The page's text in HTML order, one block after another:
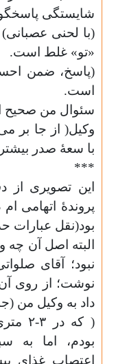
شایستگی
(با لحنی
«تو» غلط است.
(پاسخ، ضمن
است.
سئوال من
وکیل( از جا بر
با سعهٔ صدر
***
این تصویری از
بود(نقل عبارات
البته اصل آن چه
نبود؛ آقای
نوشت؛ از روی آن
داد به وکیل من
( که
بودم، اما
اعتصاب غذای